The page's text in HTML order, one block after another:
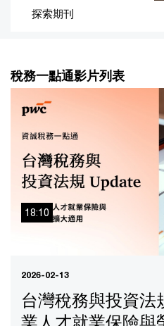
探索期刊
稅務一點通影片列表
2026-02-13
台灣稅務與投資法
18:10